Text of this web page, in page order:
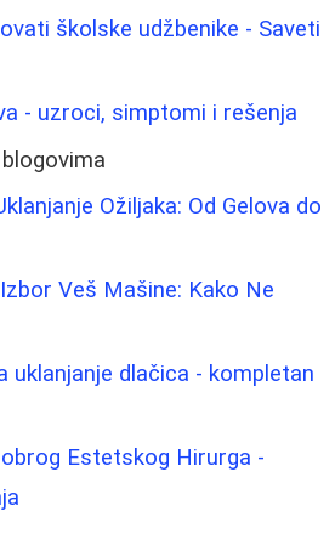
školske udžbenike - Saveti
- uzroci, simptomi i rešenja
Ožiljaka: Od Gelova do
Veš Mašine: Kako Ne
uklanjanje dlačica - kompletan
Estetskog Hirurga -